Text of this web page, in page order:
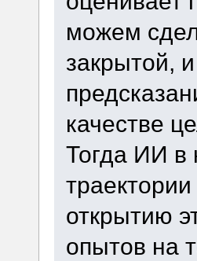
можем
закрытой,
качестве
Тогда ИИ в
открытию
опытов на